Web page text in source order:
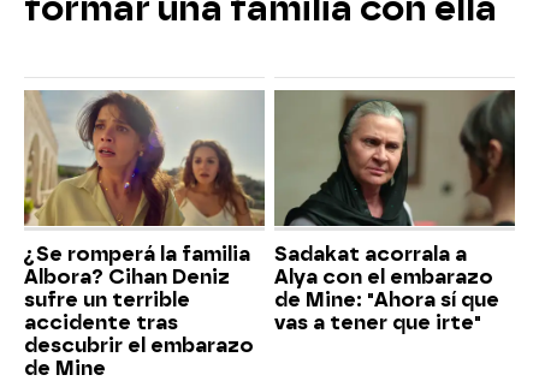
formar una familia con ella
¿Se romperá la familia
Albora? Cihan Deniz
sufre un terrible
accidente tras
descubrir el embarazo
de Mine
Sadakat acorrala a
Alya con el embarazo
de Mine: "Ahora sí que
vas a tener que irte"